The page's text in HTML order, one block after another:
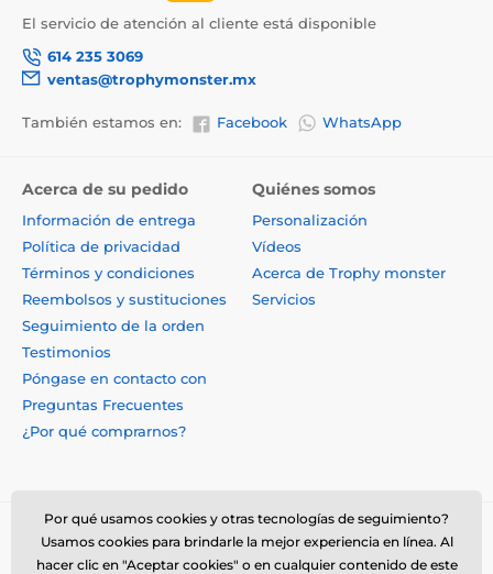
El servicio de atención al cliente está disponible
614 235 3069
ventas@trophymonster.mx
También estamos en: Facebook WhatsApp
Acerca de su pedido
Información de entrega
Política de privacidad
Términos y condiciones
Reembolsos y sustituciones
Seguimiento de la orden
Testimonios
Póngase en contacto con
Preguntas Frecuentes
¿Por qué comprarnos?
Quiénes somos
Personalización
Vídeos
Acerca de Trophy monster
Servicios
Por qué usamos cookies y otras tecnologías de seguimiento?
Usamos cookies para brindarle la mejor experiencia en línea. Al
hacer clic en "Aceptar cookies" o en cualquier contenido de este